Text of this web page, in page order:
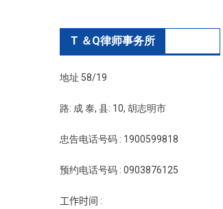
T ＆Q律师事务所
地址 58/19
路: 成 泰, 县: 10, 胡志明市
忠告电话号码 : 1900599818
预约电话号码 : 0903876125
工作时间 :